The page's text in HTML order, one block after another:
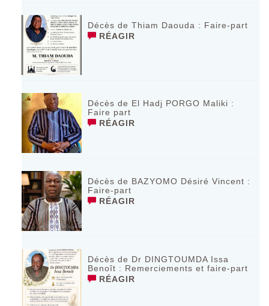
Décès de Thiam Daouda : Faire-part
RÉAGIR
Décès de El Hadj PORGO Maliki :
Faire part
RÉAGIR
Décès de BAZYOMO Désiré Vincent :
Faire-part
RÉAGIR
Décès de Dr DINGTOUMDA Issa
Benoît : Remerciements et faire-part
RÉAGIR